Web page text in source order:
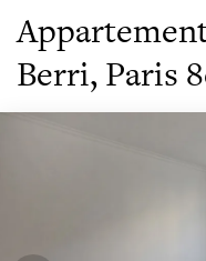
Berri, Paris